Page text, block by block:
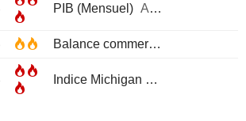
PIB (Mensuel) APR
Balance commerciale des marchandises
Indice Michigan de confiance des consommateurs Prél